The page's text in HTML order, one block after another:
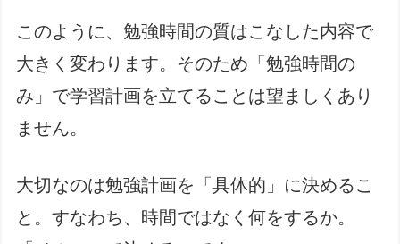
このように、勉強時間の質はこなした内容で
大きく変わります。そのため「勉強時間の
み」で学習計画を立てることは望ましくあり
ません。
大切なのは勉強計画を「具体的」に決めるこ
と。すなわち、時間ではなく何をするか。